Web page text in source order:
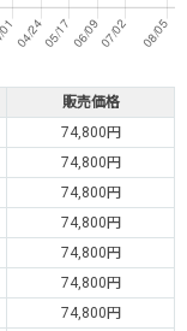
販売価格
74,800円
74,800円
74,800円
74,800円
74,800円
74,800円
74,800円